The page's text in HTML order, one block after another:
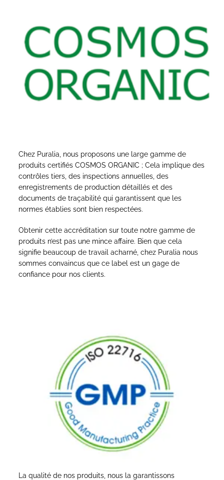
Chez Puralia, nous proposons une large gamme de
produits certifiés COSMOS ORGANIC ; Cela implique des
contrôles tiers, des inspections annuelles, des
enregistrements de production détaillés et des
documents de traçabilité qui garantissent que les
normes établies sont bien respectées.
Obtenir cette accréditation sur toute notre gamme de
produits n’est pas une mince affaire. Bien que cela
signifie beaucoup de travail acharné, chez Puralia nous
sommes convaincus que ce label est un gage de
confiance pour nos clients.
La qualité de nos produits, nous la garantissons